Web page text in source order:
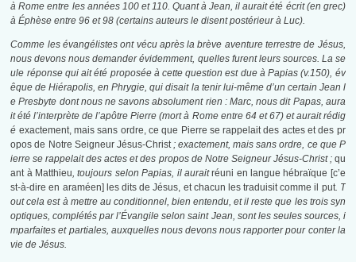
à Rome entre les années 100 et 110. Quant à Jean, il aurait été écrit (en grec)
à Éphèse entre 96 et 98 (certains auteurs le disent postérieur à Luc).
Comme les évangélistes ont vécu après la brève aventure terrestre de Jésus,
nous devons nous demander évidemment, quelles furent leurs sources. La se
ule réponse qui ait été proposée à cette question est due à Papias (v.150), év
êque de Hiérapolis, en Phrygie, qui disait la tenir lui-même d’un certain Jean l
e Presbyte dont nous ne savons absolument rien : Marc, nous dit Papas, aura
it été l’interprète de l’apôtre Pierre (mort à Rome entre 64 et 67) et aurait rédig
é exactement, mais sans ordre, ce que Pierre se rappelait des actes et des pr
opos de Notre Seigneur Jésus-Christ; exactement, mais sans ordre, ce que P
ierre se rappelait des actes et des propos de Notre Seigneur Jésus-Christ ; qu
ant à Matthieu, toujours selon Papias, il auraitréuni en langue hébraïque [c’e
st-à-dire en araméen] les dits de Jésus, et chacun les traduisit comme il put. T
out cela est à mettre au conditionnel, bien entendu, et il reste que les trois syn
optiques, complétés par l’Évangile selon saint Jean, sont les seules sources, i
mparfaites et partiales, auxquelles nous devons nous rapporter pour conter la
vie de Jésus.